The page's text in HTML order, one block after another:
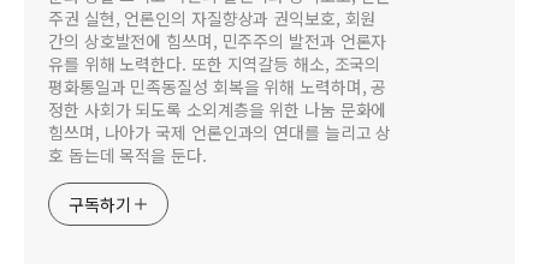
주권 실현, 언론인의 자질향상과 권익보호, 회원
간의 상호발전에 힘쓰며, 민주주의 발전과 언론자
유를 위해 노력한다. 또한 지역갈등 해소, 조국의
평화통일과 민족동질성 회복을 위해 노력하며, 공
정한 사회가 되도록 소외계층을 위한 나눔 문화에
힘쓰며, 나아가 국제 언론인과의 연대를 늘리고 상
호 돕는데 목적을 둔다.
구독하기